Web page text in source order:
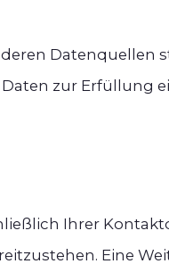
Datenquellen
Daten zur Erfüllung
Ihrer
Eine